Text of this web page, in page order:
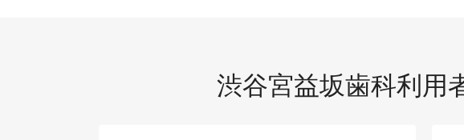
渋谷宮益坂歯科利用